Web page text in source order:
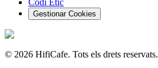
Gestionar Cookies
© 2026 HifiCafe. Tots els drets reservats.